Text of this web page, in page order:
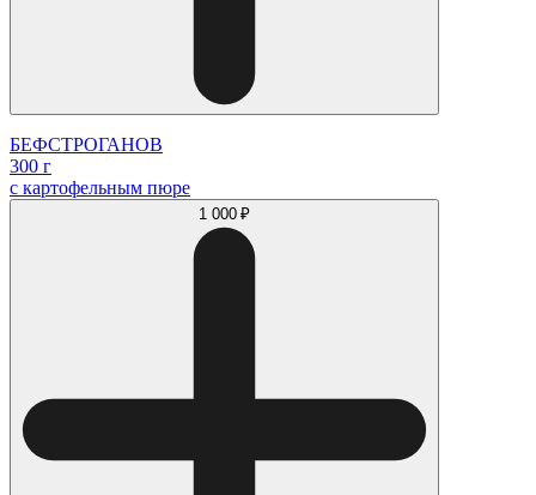
БЕФСТРОГАНОВ
300 г
с картофельным пюре
1 000 ₽